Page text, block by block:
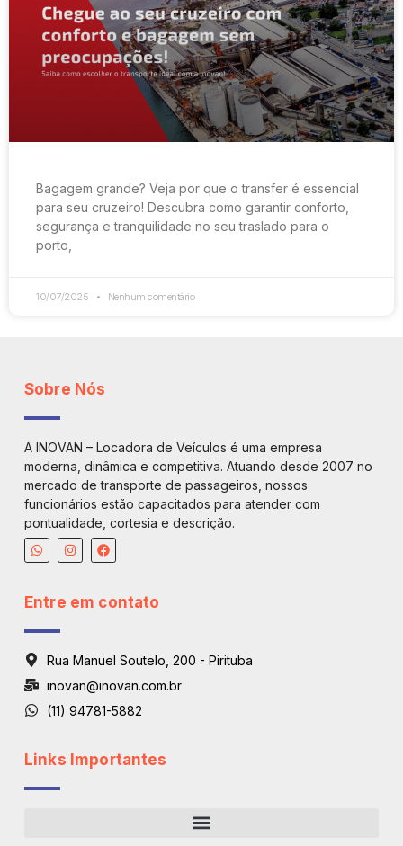
Bagagem grande? Veja por que o transfer é essencial
para seu cruzeiro! Descubra como garantir conforto,
segurança e tranquilidade no seu traslado para o
porto,
10/07/2025 Nenhum comentário
Sobre Nós
A INOVAN – Locadora de Veículos é uma empresa
moderna, dinâmica e competitiva. Atuando desde 2007 no
mercado de transporte de passageiros, nossos
funcionários estão capacitados para atender com
pontualidade, cortesia e descrição.
Entre em contato
Rua Manuel Soutelo, 200 - Pirituba
inovan@inovan.com.br
(11) 94781-5882
Links Importantes